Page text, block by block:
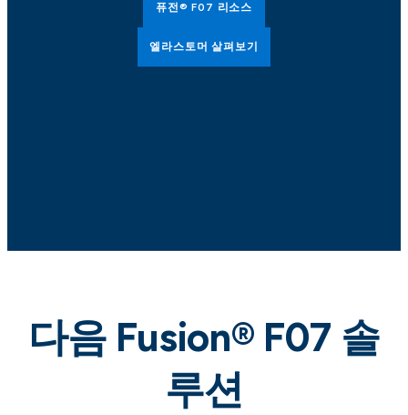
퓨전® F07 리소스
엘라스토머 살펴보기
다음 Fusion® F07 솔
루션